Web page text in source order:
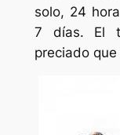
solo, 24
7 días. El
preciado